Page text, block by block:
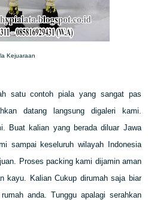
Kejuaraan
satu contoh piala yang sangat pas
datang langsung digaleri kami.
Buat kalian yang berada diluar Jawa
sampai keseluruh wilayah Indonesia
Proses packing kami dijamin aman
kayu. Kalian Cukup dirumah saja biar
anda. Tunggu apalagi serahkan